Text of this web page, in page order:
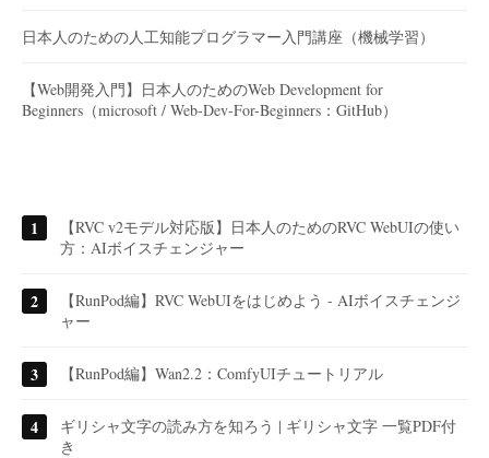
日本人のための人工知能プログラマー入門講座（機械学習）
【Web開発入門】日本人のためのWeb Development for
Beginners（microsoft / Web-Dev-For-Beginners：GitHub）
【RVC v2モデル対応版】日本人のためのRVC WebUIの使い
方：AIボイスチェンジャー
【RunPod編】RVC WebUIをはじめよう - AIボイスチェンジ
ャー
【RunPod編】Wan2.2：ComfyUIチュートリアル
ギリシャ文字の読み方を知ろう | ギリシャ文字 一覧PDF付
き